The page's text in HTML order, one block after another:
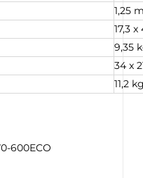
1,25
17,3
9,35
34 x
11,2
600ECO